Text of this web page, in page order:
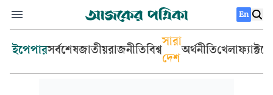
En
ইপেপারসর্বশেষজাতীয়রাজনীতিবিশ্ব
সারা
দেশ
অর্থনীতিখেলা